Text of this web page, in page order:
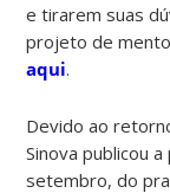
e tirarem suas
projeto de
aqui.
Devido ao
Sinova publicou
setembro, do